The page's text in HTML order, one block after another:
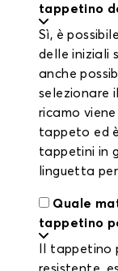
tappetino
Sì, è
delle iniziali
anche
selezionare
ricamo
tappeto ed
tappetini in
linguetta
Quale
tappetino
Il tappetino